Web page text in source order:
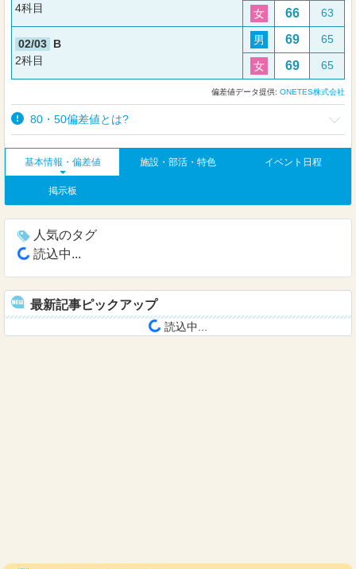
4科目
女 66 63
02/03 B
2科目
男 69 65
女 69 65
偏差値データ提供: ONETES株式会社
80・50偏差値とは?
基本情報・偏差値 施設・部活・特色 イベント日程
掲示板
人気のタグ
読込中...
最新記事ピックアップ
読込中...